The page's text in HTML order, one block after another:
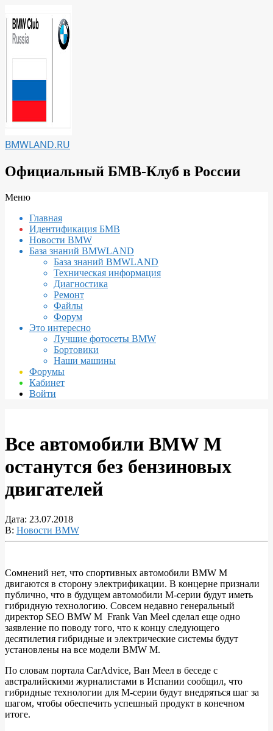
к
содержимому
BMWLAND.RU
Официальный БМВ-Клуб в России
Вторичное
навигации
Меню
Главная
Идентификация БМВ
Новости BMW
База знаний BMWLAND
База знаний BMWLAND
Техническая информация
Диагностика
Ремонт
Файлы
Форум
Это интересно
Лучшие фотосеты BMW
Бортовики
Наши машины
Форумы
Кабинет
Войти
Все автомобили BMW M
останутся без бензиновых
двигателей
Дата: 23.07.2018
В: Новости BMW
Все
автомобили
BMW
M
останутся
без
бензиновых
двигателей
Сомнений нет, что спортивных автомобили BMW M
двигаются в сторону электрификации. В концерне признали
публично, что в будущем автомобили M-серии будут иметь
гибридную технологию. Совсем недавно генеральный
директор SEO BMW M Frank Van Meel сделал еще одно
заявление по поводу того, что к концу следующего
десятилетия гибридные и электрические системы будут
установлены на все модели BMW M.
По словам портала CarAdvice, Ван Меел в беседе с
австралийскими журналистами в Испании сообщил, что
гибридные технологии для M-серии будут внедряться шаг за
шагом, чтобы обеспечить успешный продукт в конечном
итоге.